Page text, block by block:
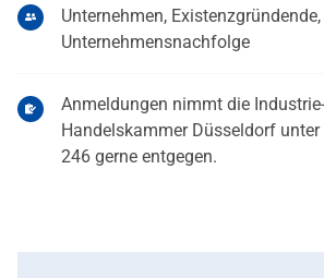
Unternehmen,
Unternehmensnachfolge
Anmeldungen nimmt die
Handelskammer Düsseldorf
246 gerne entgegen.